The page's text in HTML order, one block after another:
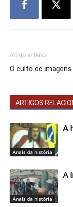
Artigo anterior
O culto de imagens
ARTIGOS
Anais da história
A
Anais da história
A